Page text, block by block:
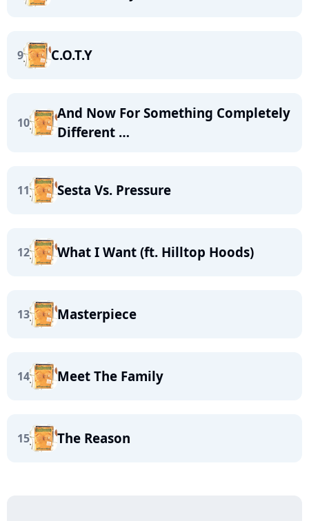
9 C.O.T.Y
10
And Now For Something Completely
Different …
11 Sesta Vs. Pressure
12 What I Want (ft. Hilltop Hoods)
13 Masterpiece
14 Meet The Family
15 The Reason